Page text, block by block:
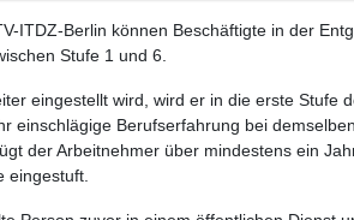
ITDZ-Berlin können Beschäftigte in der
Stufe 1 und 6.
eingestellt wird, wird er in die erste Stufe
einschlägige Berufserfahrung bei
der Arbeitnehmer über mindestens ein
eingestuft.